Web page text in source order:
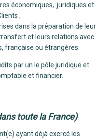
économiques, juridiques et
;
dans la préparation de leur
et leurs relations avec
française ou étrangères.
par un le pôle juridique et
et financier.
toute la France)
ayant déjà exercé les